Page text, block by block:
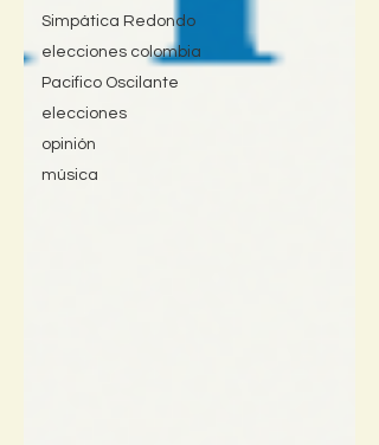
Simpática Redondo
elecciones colombia
Pacifico Oscilante
elecciones
opinión
música